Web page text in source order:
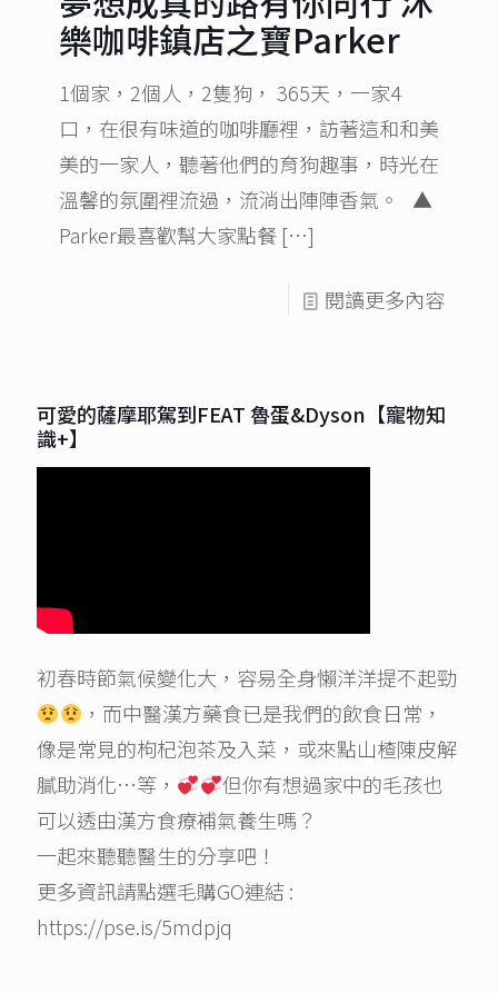
樂咖啡鎮店之寶Parker
1個家，2個人，2隻狗， 365天，一家4
口，在很有味道的咖啡廳裡，訪著這和和美
美的一家人，聽著他們的育狗趣事，時光在
溫馨的氛圍裡流過，流淌出陣陣香氣。 ▲
Parker最喜歡幫大家點餐 […]
閱讀更多內容
可愛的薩摩耶駕到FEAT 魯蛋&Dyson【寵物知
識+】
初春時節氣候變化大，容易全身懶洋洋提不起勁
，而中醫漢方藥食已是我們的飲食日常，
像是常見的枸杞泡茶及入菜，或來點山楂陳皮解
膩助消化…等，
但你有想過家中的毛孩也
可以透由漢方食療補氣養生嗎？
一起來聽聽醫生的分享吧！
更多資訊請點選毛購GO連結 :
https://pse.is/5mdpjq